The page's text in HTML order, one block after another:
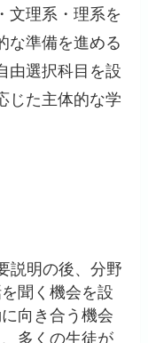
文理系・理系を
な準備を進める
由選択科目を設
じた主体的な学
説明の後、分野
聞く機会を設
向き合う機会
多くの生徒が